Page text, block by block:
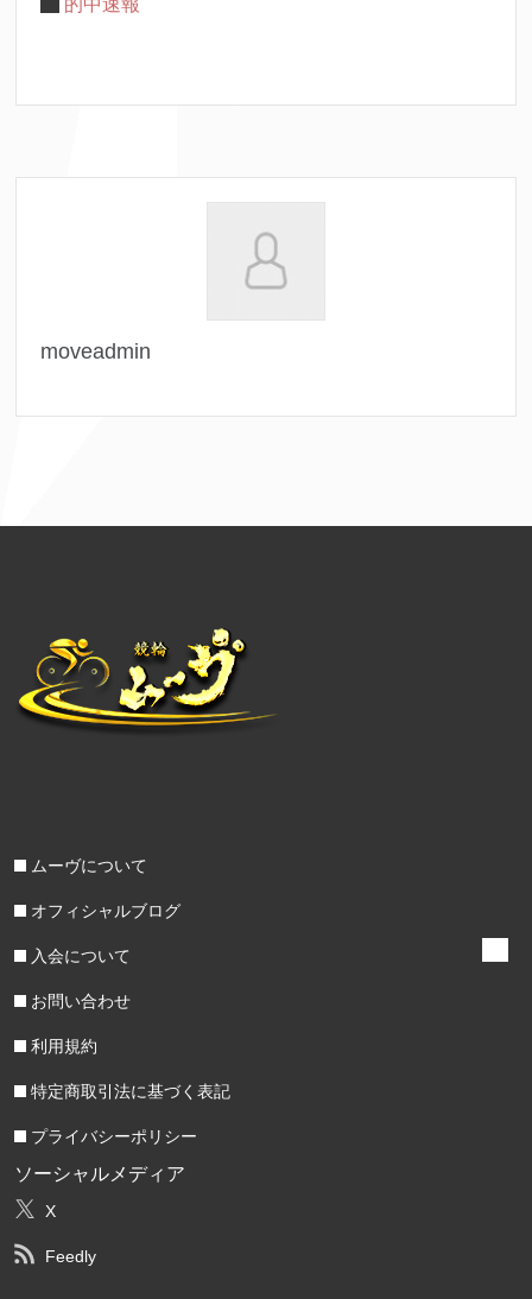
moveadmin
ムーヴについて
オフィシャルブログ
入会について
お問い合わせ
利用規約
特定商取引法に基づく表記
プライバシーポリシー
ソーシャルメディア
X
Feedly